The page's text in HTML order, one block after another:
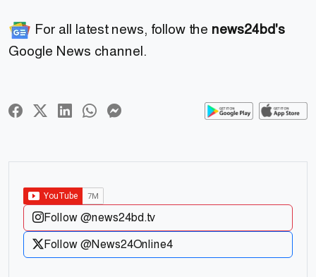
For all latest news, follow the news24bd's
Google News channel.
Follow @news24bd.tv
Follow @News24Online4